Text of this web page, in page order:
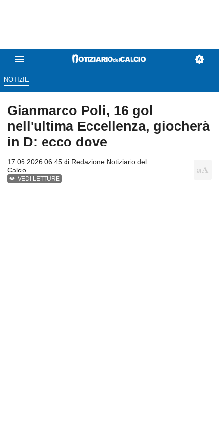
NOTIZIE
Gianmarco Poli, 16 gol
nell'ultima Eccellenza, giocherà
in D: ecco dove
17.06.2026 06:45 di Redazione Notiziario del
Calcio
VEDI LETTURE